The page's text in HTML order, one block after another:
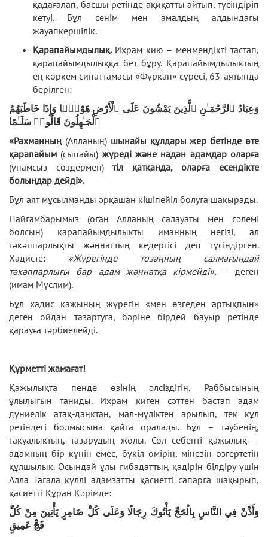
қадағалап, басшы ретінде ақиқатты айтып, түсіндіріп
кетуі. Бұл сенім мен амалдың алдындағы
жауапкершілік.
Қарапайымдылық. Ихрам кию – менмендікті тастап,
қарапайымдылыққа бет бұру. Қарапайымдылықтың
ең көркем сипаттамасы «Фұрқан» сүресі, 63-аятында
берілген:
وَعِبَادُ ٱلرَّحْمَـٰنِ ٱلَّذِينَ يَمْشُونَ عَلَى ٱلْأَرْضِ هَوْنًۭا وَإِذَا خَاطَبَهُمُ
ٱلْجَـٰهِلُونَ قَالُوا۟ سَلَـٰمًا
«Рахманның(Алланың) шынайы құлдары жер бетінде өте
қарапайым (сыпайы) жүреді және надан адамдар оларға
(ұнамсыз сөздермен)тіл қатқанда, оларға
есендікте
болыңдар дейді».
Бұл аят мұсылманды әрқашан кішіпейіл болуға шақырады.
Пайғамбарымыз (оған Алланың салауаты мен сәлемі
болсын) қарапайымдылықты иманның негізі, ал
тәкәппарлықты жәннаттың кедергісі деп түсіндірген.
Хадисте: «Жүрегінде тозаңның салмағындай
тәкәппарлығы бар адам жәннатқа кірмейді», – деген
(имам Мүслим).
Бұл хадис қажының жүрегін «мен өзгеден артықпын»
деген ойдан тазартуға, бәріне бірдей бауыр ретінде
қарауға тәрбиелейді.
Құрметті жамағат!
Қажылықта пенде өзінің әлсіздігін, Раббысының
ұлылығын таниды. Ихрам киген сәттен бастап адам
дүниелік атақ-даңқтан, мал-мүліктен арылып, тек құл
ретіндегі болмысына қайта оралады. Бұл – тәубенің,
тақуалықтың, тазарудың жолы. Сол себепті қажылық –
адамның бір күнін емес, бүкіл өмірін, мінезін өзгертетін
құлшылық. Осындай ұлы ғибадаттың қадірін білдіру үшін
Алла Тағала күллі адамзатты қасиетті сапарға шақырып,
қасиетті Құран Кәрімде:
وَأَذِّنْ فِي النَّاسِ بِالْحَجِّ يَأْتُوكَ رِجَالًا وَعَلَى كُلِّ ضَامِرٍ يَأْتِينَ مِنْ كُلِّ
فَجٍّ عَمِيقٍ